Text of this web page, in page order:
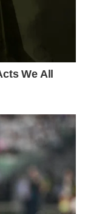
і поїхала в те